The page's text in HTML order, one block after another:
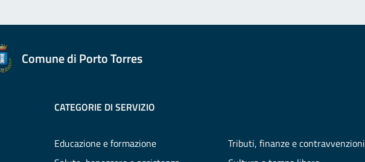
Comune di Porto Torres
CATEGORIE DI SERVIZIO
Educazione e formazione
Tributi, finanze e contravvenzioni